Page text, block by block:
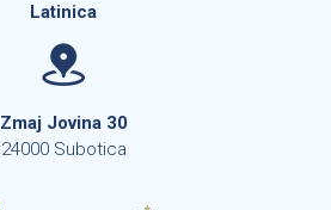
Latinica
Zmaj Jovina 30
24000 Subotica